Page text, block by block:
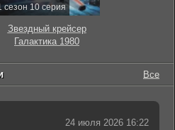
сезон 10 серия
Звездный крейсер
Галактика 1980
Все
24 июля 2026 16:22